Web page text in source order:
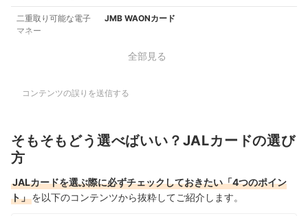
二重取り可能な電子
マネー
JMB WAONカード
全部見る
コンテンツの誤りを送信する
そもそもどう選べばいい？JALカードの選び
方
JALカードを選ぶ際に必ずチェックしておきたい「4つのポイン
ト」を以下のコンテンツから抜粋してご紹介します。